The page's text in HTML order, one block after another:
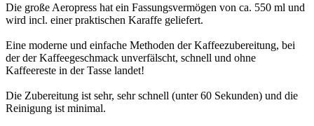
Die große Aeropress hat ein Fassungsvermögen von ca. 550 ml und
wird incl. einer praktischen Karaffe geliefert.
Eine moderne und einfache Methoden der Kaffeezubereitung, bei
der der Kaffeegeschmack unverfälscht, schnell und ohne
Kaffeereste in der Tasse landet!
Die Zubereitung ist sehr, sehr schnell (unter 60 Sekunden) und die
Reinigung ist minimal.